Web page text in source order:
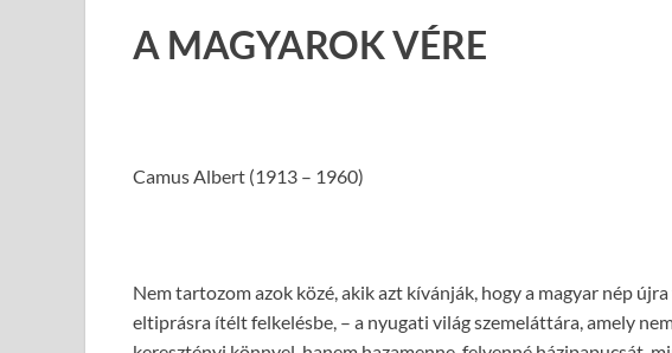
A MAGYAROK VÉRE
Camus Albert (1913 – 1960)
Nem tartozom azok közé, akik azt kívánják, hogy a magyar nép
eltiprásra ítélt felkelésbe, – a nyugati világ szemeláttára, amely